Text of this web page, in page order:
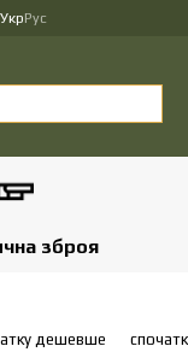
УкрРус
зброя
дешевше